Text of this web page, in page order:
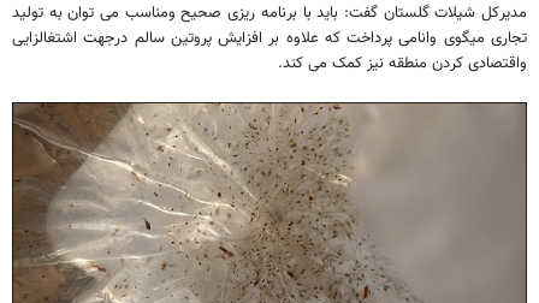
مدیرکل شیلات گلستان گفت: باید با برنامه ریزی صحیح ومناسب می توان به تولید
تجاری میگوی وانامی پرداخت که علاوه بر افزایش پروتین سالم درجهت اشتغالزایی
واقتصادی کردن منطقه نیز کمک می کند.